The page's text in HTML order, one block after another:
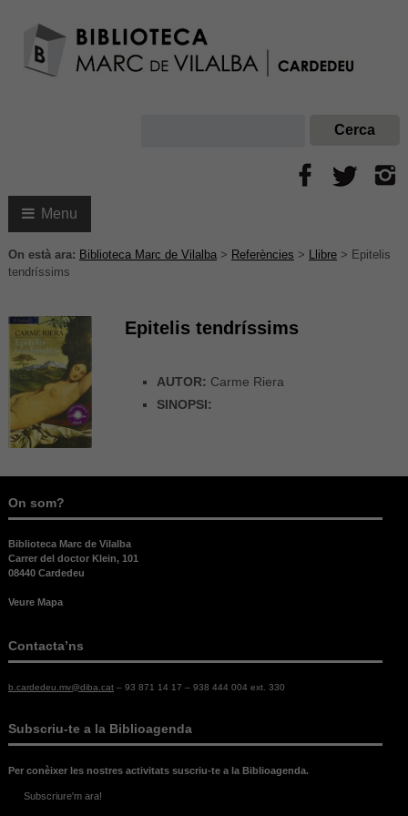
Menu
On està ara: Biblioteca Marc de Vilalba> Referències > Llibre> Epitelis
tendríssims
Epitelis tendríssims
AUTOR: Carme Riera
SINOPSI:
On som?
Biblioteca Marc de Vilalba
Carrer del doctor Klein, 101
08440 Cardedeu
Veure Mapa
Contacta’ns
b.cardedeu.mv@diba.cat– 93 871 14 17 – 938 444 004 ext. 330
Subscriu-te a la Biblioagenda
Per conèixer les nostres activitats suscriu-te a la Biblioagenda.
Subscriure'm ara!